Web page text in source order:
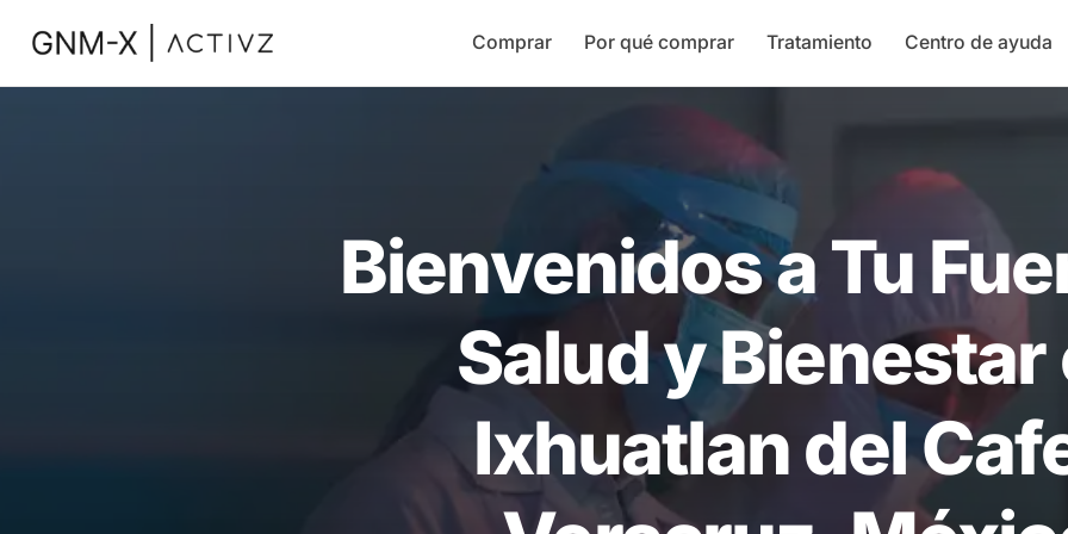
Comprar Por qué comprar Tratamiento Centro de ayuda
Bienvenidos a Tu
Salud y Bienestar
Ixhuatlan del